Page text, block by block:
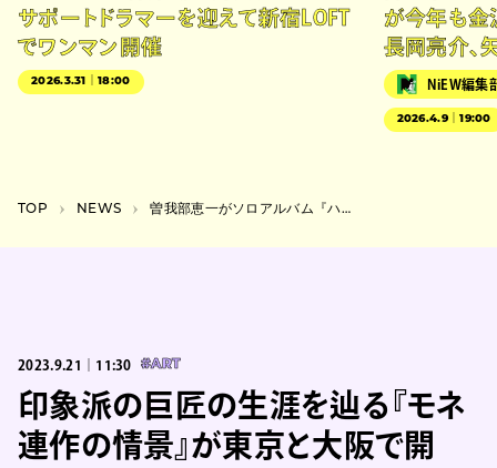
サポートドラマーを迎えて新宿LOFT
でワンマン開催
2026.3.31｜18:00
が今年も金
長岡亮介、
NiEW編集
2026.4.9｜19:00
TOP NEWS 曽我部恵一がソロアルバム『ハザードオブラブ』を11月リリース、”まる。”含む10曲収録
2023.9.21｜11:30 #ART
印象派の巨匠の生涯を辿る『モネ
連作の情景』が東京と大阪で開